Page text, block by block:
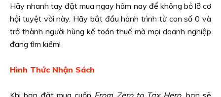
Hãy nhanh tay đặt mua ngay hôm nay để không bỏ lỡ cơ
hội tuyệt vời này. Hãy bắt đầu hành trình từ con số 0 và
trở thành người hùng kế toán thuế mà mọi doanh nghiệp
đang tìm kiếm!
Hình Thức Nhận Sách
Khi bạn đặt mua cuốn From Zero to Tax Hero, bạn sẽ